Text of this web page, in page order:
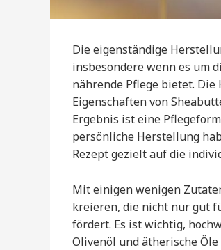
Die eigenständige
insbesondere wenn es um
nährende Pflege bietet.
Eigenschaften von
Ergebnis ist eine
persönliche Herstellung
Rezept gezielt auf die
Mit einigen wenigen
kreieren, die nicht nur gut
fördert. Es ist wichtig,
Olivenöl und ätherische